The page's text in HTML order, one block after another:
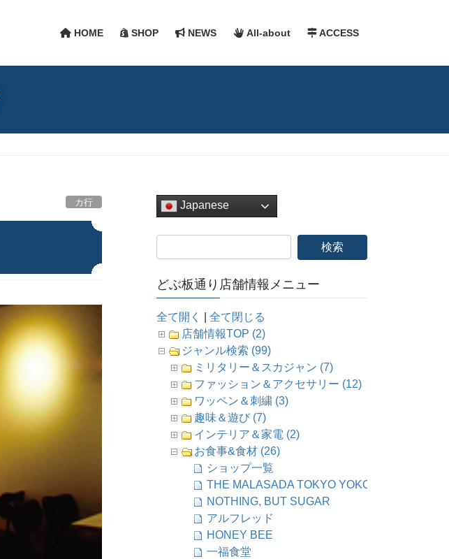
HOME SHOP NEWS All-about ACCESS
カ行 Japanese
どぶ板通り店舗情報メニュー
全て開く |全て閉じる
店舗情報TOP (2)
ジャンル検索 (99)
ミリタリー＆スカジャン (7)
ファッション＆アクセサリー (12)
ワッペン＆刺繍 (3)
趣味＆遊び (7)
インテリア＆家電 (2)
お食事&食材 (26)
ショップ一覧
THE MALASADA TOKYO YOKOSUKA
NOTHING, BUT SUGAR
アルフレッド
HONEY BEE
一福食堂